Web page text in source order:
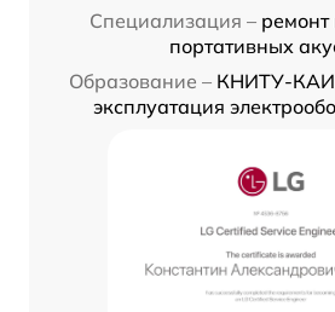
Специализация – ремонт
портативных
Образование – КНИТУ-КАИ,
эксплуатация